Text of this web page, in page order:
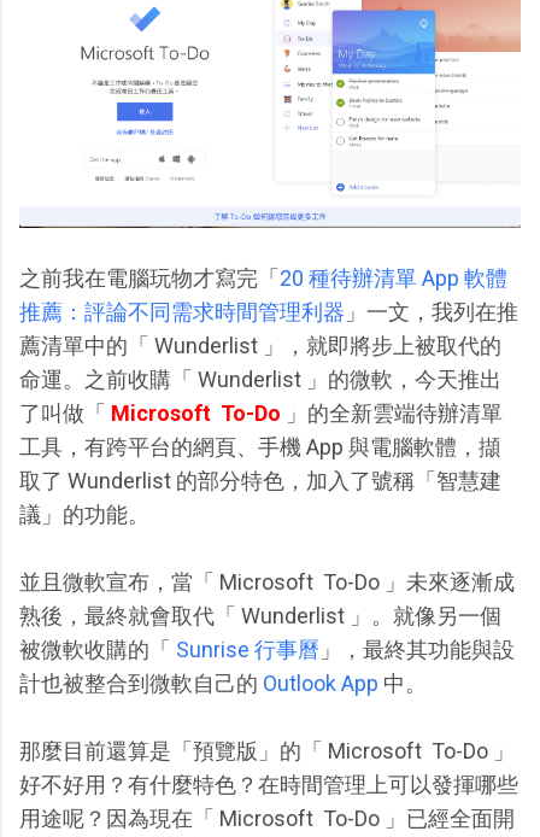
之前我在電腦玩物才寫完「20 種待辦清單 App 軟體
推薦：評論不同需求時間管理利器 」一文，我列在推
薦清單中的「 Wunderlist 」，就即將步上被取代的
命運。之前收購「 Wunderlist 」的微軟，今天推出
了叫做「 Microsoft To-Do 」的全新雲端待辦清單
工具，有跨平台的網頁、手機 App 與電腦軟體，擷
取了 Wunderlist 的部分特色，加入了號稱「智慧建
議」的功能。
並且微軟宣布，當「 Microsoft To-Do 」未來逐漸成
熟後，最終就會取代「 Wunderlist 」。就像另一個
被微軟收購的「 Sunrise 行事曆 」，最終其功能與設
計也被整合到微軟自己的 Outlook App 中。
那麼目前還算是「預覽版」的「 Microsoft To-Do 」
好不好用？有什麼特色？在時間管理上可以發揮哪些
用途呢？因為現在「 Microsoft To-Do 」已經全面開